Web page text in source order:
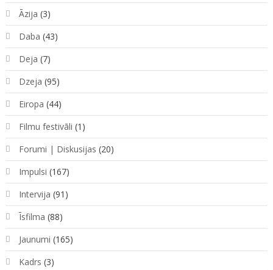
Āzija (3)
Daba (43)
Deja (7)
Dzeja (95)
Eiropa (44)
Filmu festivāli (1)
Forumi | Diskusijas (20)
Impulsi (167)
Intervija (91)
Īsfilma (88)
Jaunumi (165)
Kadrs (3)